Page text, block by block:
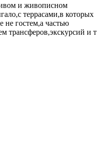
и живописном
террасами,в которых
не гостем,а частью
трансферов,экскурсий и т